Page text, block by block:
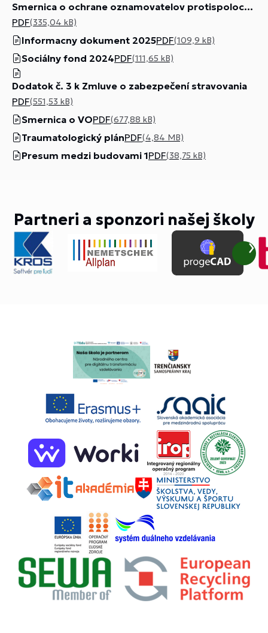
Smernica o ochrane oznamovatelov protispolocenskej cinnosti 2025
PDF(335,04 kB)
Informacny dokument 2025PDF(109,9 kB)
Sociálny fond 2024PDF(111,65 kB)
Dodatok č. 3 k Zmluve o zabezpečení stravovania
PDF(551,53 kB)
Smernica o VOPDF(677,88 kB)
Traumatologický plánPDF(4,84 MB)
Presum medzi budovami 1PDF(38,75 kB)
Partneri a sponzori našej školy